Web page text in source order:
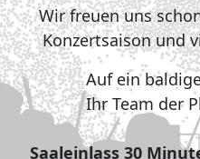
Wir freuen uns
Konzertsaison und
Auf ein
Ihr Team der
Saaleinlass 30